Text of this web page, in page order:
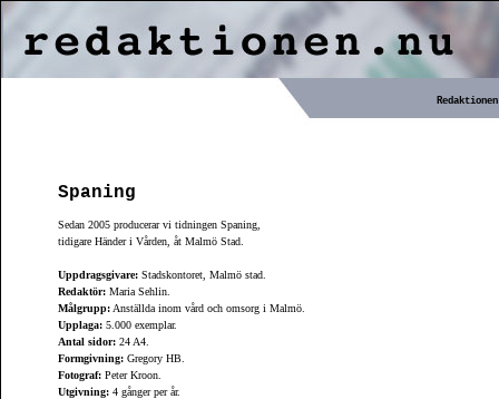
Redaktionen
Spaning
Sedan 2005 producerar vi tidningen Spaning,
tidigare Händer i Vården, åt Malmö Stad.
Uppdragsgivare: Stadskontoret, Malmö stad.
Redaktör: Maria Sehlin.
Målgrupp: Anställda inom vård och omsorg i Malmö.
Upplaga: 5.000 exemplar.
Antal sidor: 24 A4.
Formgivning: Gregory HB.
Fotograf: Peter Kroon.
Utgivning: 4 gånger per år.